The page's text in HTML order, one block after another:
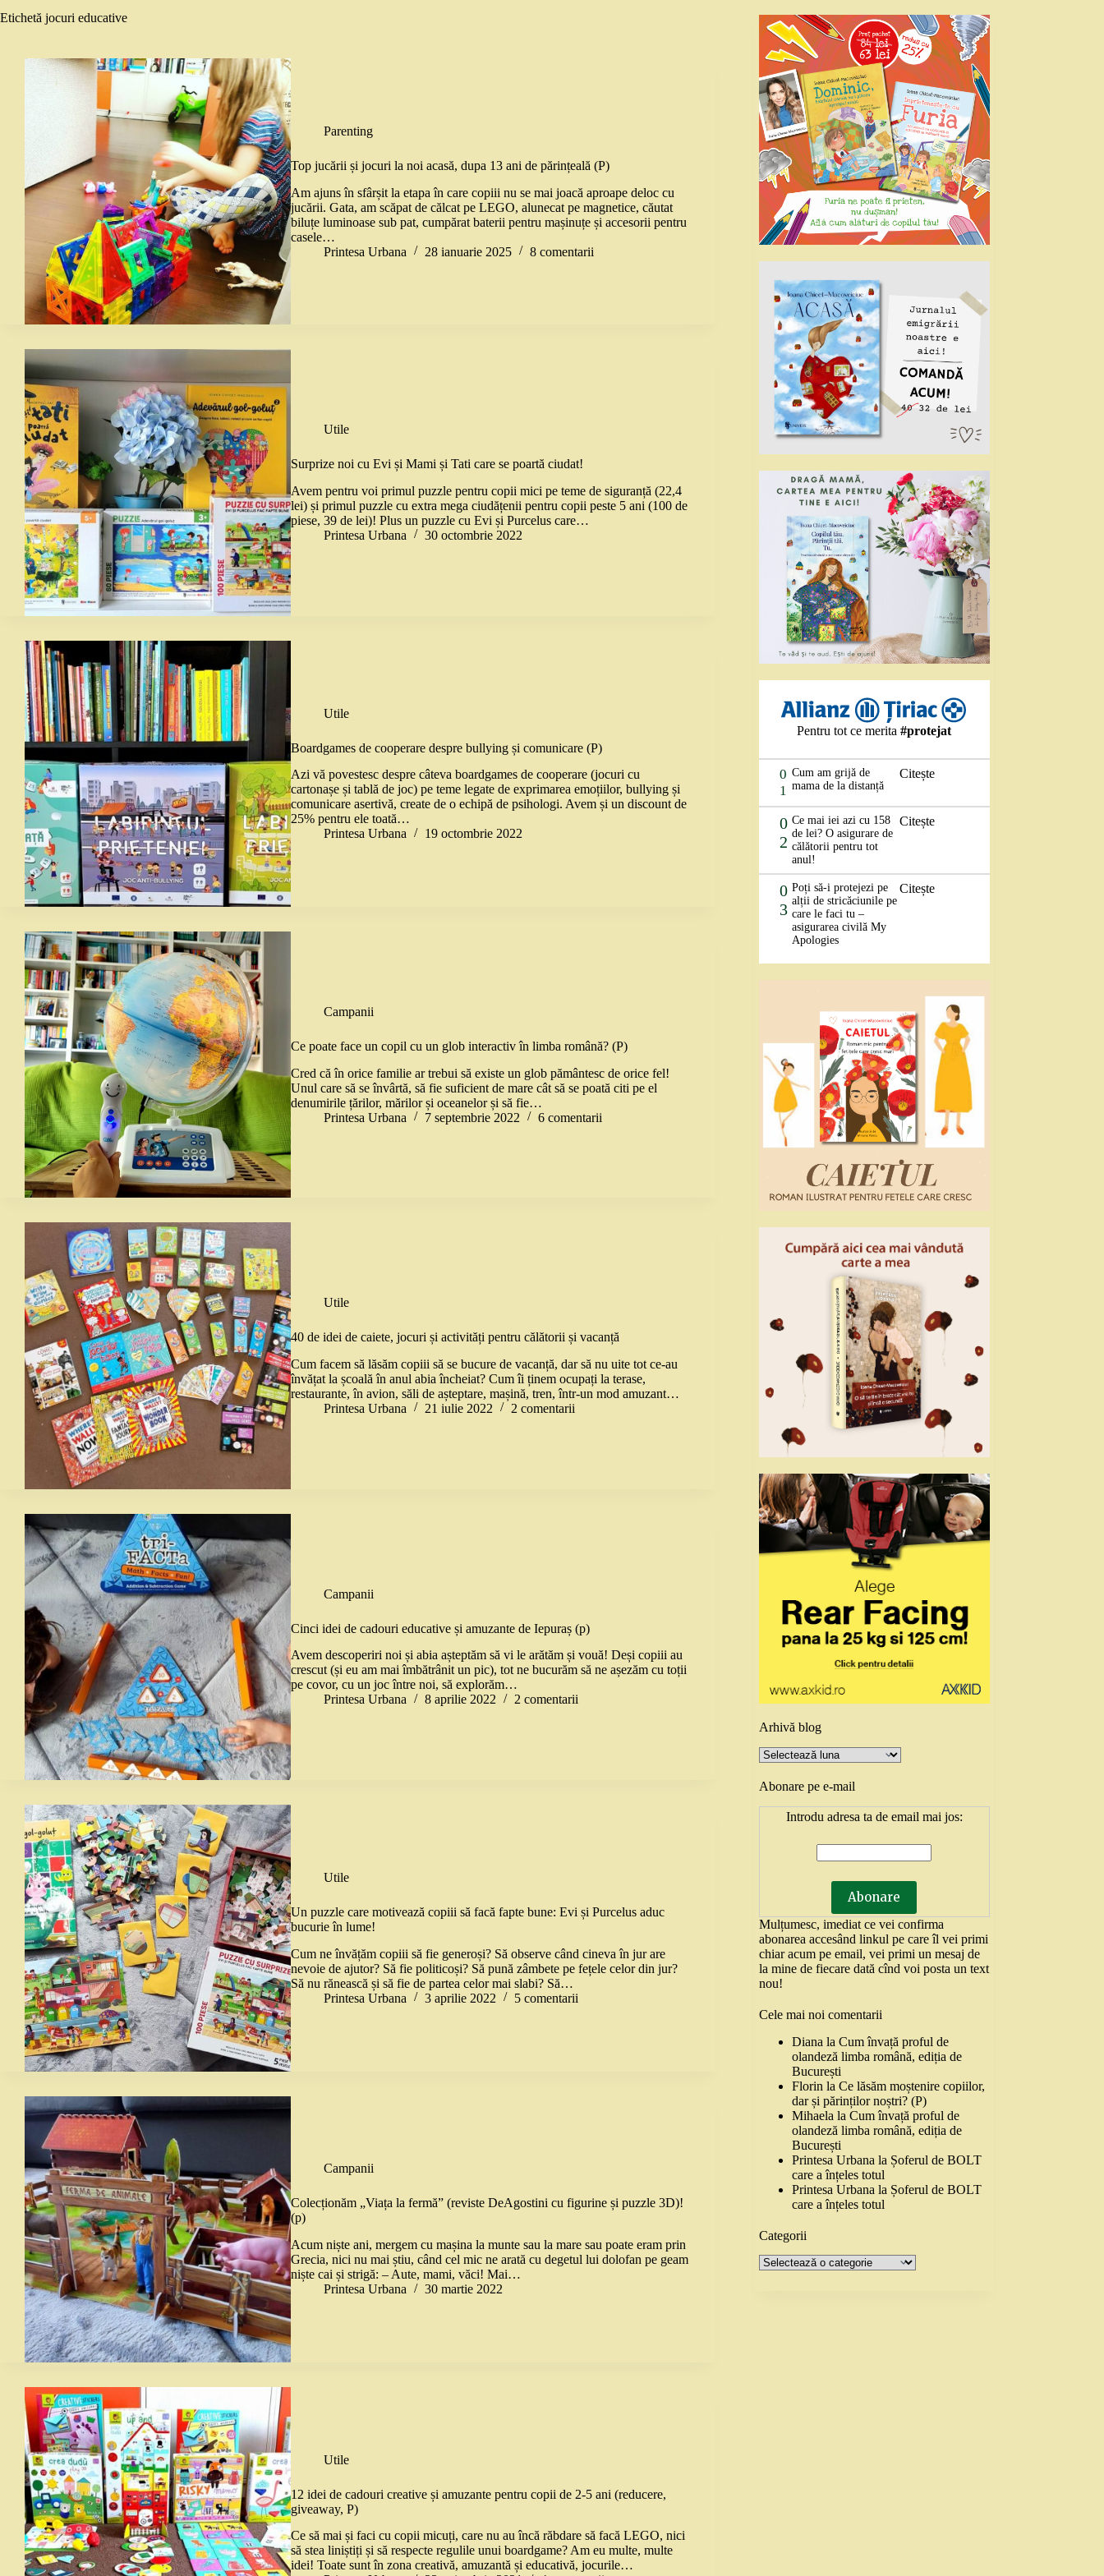
Etichetă jocuri educative
Parenting
Top jucării și jocuri la noi acasă, dupa 13 ani de părințeală (P)
Am ajuns în sfârșit la etapa în care copiii nu se mai joacă aproape deloc cu
jucării. Gata, am scăpat de călcat pe LEGO, alunecat pe magnetice, căutat
biluțe luminoase sub pat, cumpărat baterii pentru mașinuțe și accesorii pentru
casele…
Printesa Urbana
28 ianuarie 2025 8 comentarii
Utile
Surprize noi cu Evi și Mami și Tati care se poartă ciudat!
Avem pentru voi primul puzzle pentru copii mici pe teme de siguranță (22,4
lei) și primul puzzle cu extra mega ciudățenii pentru copii peste 5 ani (100 de
piese, 39 de lei)! Plus un puzzle cu Evi și Purcelus care…
Printesa Urbana
30 octombrie 2022
Utile
Boardgames de cooperare despre bullying și comunicare (P)
Azi vă povestesc despre câteva boardgames de cooperare (jocuri cu
cartonașe și tablă de joc) pe teme legate de exprimarea emoțiilor, bullying și
comunicare asertivă, create de o echipă de psihologi. Avem și un discount de
25% pentru ele toată…
Printesa Urbana
19 octombrie 2022
Campanii
Ce poate face un copil cu un glob interactiv în limba română? (P)
Cred că în orice familie ar trebui să existe un glob pământesc de orice fel!
Unul care să se învârtă, să fie suficient de mare cât să se poată citi pe el
denumirile țărilor, mărilor și oceanelor și să fie…
Printesa Urbana
7 septembrie 2022 6 comentarii
Utile
40 de idei de caiete, jocuri și activități pentru călătorii și vacanță
Cum facem să lăsăm copiii să se bucure de vacanță, dar să nu uite tot ce-au
învățat la școală în anul abia încheiat? Cum îi ținem ocupați la terase,
restaurante, în avion, săli de așteptare, mașină, tren, într-un mod amuzant…
Printesa Urbana
21 iulie 2022 2 comentarii
Campanii
Cinci idei de cadouri educative și amuzante de Iepuraș (p)
Avem descoperiri noi și abia așteptăm să vi le arătăm și vouă! Deși copiii au
crescut (și eu am mai îmbătrânit un pic), tot ne bucurăm să ne așezăm cu toții
pe covor, cu un joc între noi, să explorăm…
Printesa Urbana
8 aprilie 2022 2 comentarii
Utile
Un puzzle care motivează copiii să facă fapte bune: Evi și Purcelus aduc
bucurie în lume!
Cum ne învățăm copiii să fie generoși? Să observe când cineva în jur are
nevoie de ajutor? Să fie politicoși? Să pună zâmbete pe fețele celor din jur?
Să nu rănească și să fie de partea celor mai slabi? Să…
Printesa Urbana
3 aprilie 2022 5 comentarii
Campanii
Colecționăm „Viața la fermă” (reviste DeAgostini cu figurine și puzzle 3D)!
(p)
Acum niște ani, mergem cu mașina la munte sau la mare sau poate eram prin
Grecia, nici nu mai știu, când cel mic ne arată cu degetul lui dolofan pe geam
niște cai și strigă: – Aute, mami, văci! Mai…
Printesa Urbana
30 martie 2022
Utile
12 idei de cadouri creative și amuzante pentru copii de 2-5 ani (reducere,
giveaway, P)
Ce să mai și faci cu copii micuți, care nu au încă răbdare să facă LEGO, nici
să stea liniștiți și să respecte regulile unui boardgame? Am eu multe, multe
idei! Toate sunt în zona creativă, amuzantă și educativă, jocurile…
Pentru tot ce merita#protejat
0
1
Cum am grijă de
mama de la distanță
Citește
0
2
Ce mai iei azi cu 158
de lei? O asigurare de
călătorii pentru tot
anul!
Citește
0
3
Poți să-i protejezi pe
alții de stricăciunile pe
care le faci tu –
asigurarea civilă My
Apologies
Citește
Arhivă blog
Arhivă
blog
Abonare pe e-mail
Introdu adresa ta de email mai jos:
Mulțumesc, imediat ce vei confirma
abonarea accesând linkul pe care îl vei primi
chiar acum pe email, vei primi un mesaj de
la mine de fiecare dată cînd voi posta un text
nou!
Cele mai noi comentarii
Diana laCum învață proful de
olandeză limba română, ediția de
București
Florin laCe lăsăm moștenire copiilor,
dar și părinților noștri? (P)
Mihaela laCum învață proful de
olandeză limba română, ediția de
București
Printesa Urbana la Șoferul de BOLT
care a înțeles totul
Printesa Urbana la Șoferul de BOLT
care a înțeles totul
Categorii
Categorii